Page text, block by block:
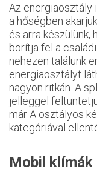
Az energiaosztály
a hőségben
és arra készülünk,
borítja fel a
nehezen találunk
energiaosztályt
nagyon ritkán. A
jelleggel
már A osztályos
kategóriával
Mobil